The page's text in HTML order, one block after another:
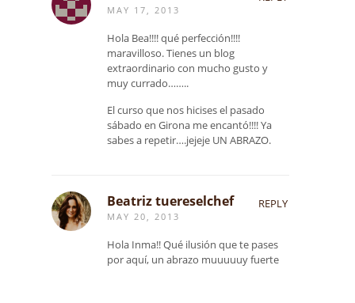
MAY 17, 2013
Hola Bea!!!! qué perfección!!!!
maravilloso. Tienes un blog
extraordinario con mucho gusto y
muy currado……..
El curso que nos hicises el pasado
sábado en Girona me encantó!!!! Ya
sabes a repetir….jejeje UN ABRAZO.
Beatriz tuereselchef
MAY 20, 2013
REPLY
Hola Inma!! Qué ilusión que te pases
por aquí, un abrazo muuuuuy fuerte